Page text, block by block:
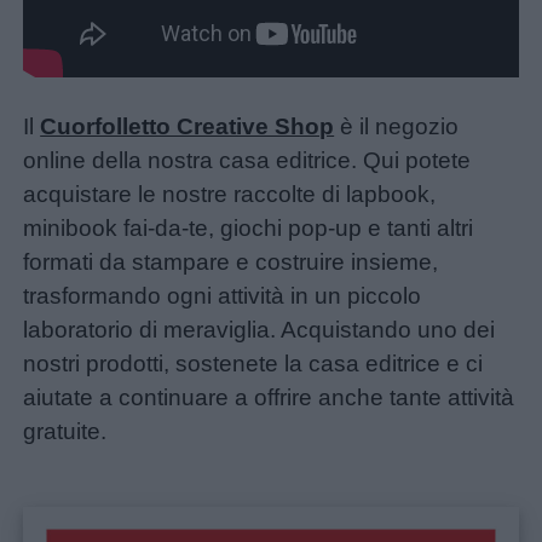
Il Cuorfolletto Creative Shop è il negozio
online della nostra casa editrice. Qui potete
acquistare le nostre raccolte di lapbook,
minibook fai-da-te, giochi pop-up e tanti altri
formati da stampare e costruire insieme,
trasformando ogni attività in un piccolo
laboratorio di meraviglia. Acquistando uno dei
nostri prodotti, sostenete la casa editrice e ci
aiutate a continuare a offrire anche tante attività
gratuite.